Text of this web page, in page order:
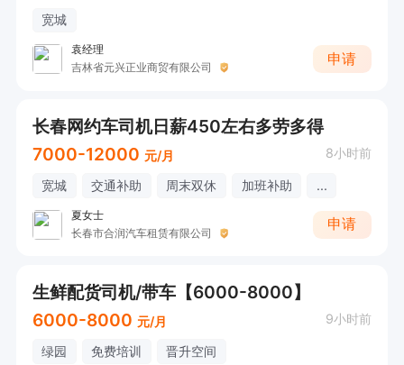
宽城
袁经理
吉林省元兴正业商贸有限公司
申请
长春网约车司机日薪450左右多劳多得
7000-12000 元/月 8小时前
宽城 交通补助 周末双休 加班补助 ...
夏女士
长春市合润汽车租赁有限公司
申请
生鲜配货司机/带车【6000-8000】
6000-8000 元/月 9小时前
绿园 免费培训 晋升空间